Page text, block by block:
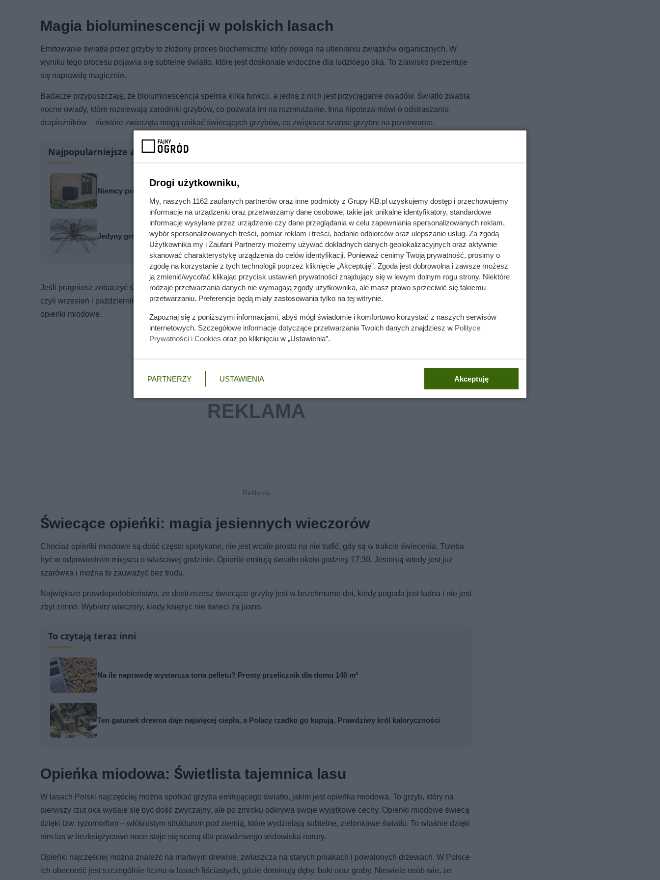
Magia bioluminescencji w polskich lasach
Emitowanie światła przez grzyby to złożony proces biochemiczny, który polega na utlenianiu związków organicznych. W
wyniku tego procesu pojawia się subtelne światło, które jest doskonale widoczne dla ludzkiego oka. To zjawisko prezentuje
się naprawdę magicznie.
Badacze przypuszczają, że bioluminescencja spełnia kilka funkcji, a jedną z nich jest przyciąganie owadów. Światło zwabia
nocne owady, które rozsiewają zarodniki grzybów, co pozwala im na rozmnażanie. Inna hipoteza mówi o odstraszaniu
drapieżników – niektóre zwierzęta mogą unikać świecących grzybów, co zwiększa szanse grzybni na przetrwanie.
Najpopularniejsze artykuły
Niemcy pracują nad następcą pomp ciepła. Ten metal potrafi grzać i chłodzić
Jedyny groźny pająk w Polsce właśnie wchodzi do domów. Polacy nie wiedzą, jak reagować
Jeśli pragniesz zobaczyć świecące grzyby na własne oczy, najlepszym okresem na poszukiwania jest późne lato i jesień,
czyli wrzesień i październik. To wtedy w polskich lasach zaczyna świecić jeden z częściej występujących gatunków –
opieńki miodowe.
Świecące opieńki: magia jesiennych wieczorów
Chociaż opieńki miodowe są dość często spotykane, nie jest wcale prosto na nie trafić, gdy są w trakcie świecenia. Trzeba
być w odpowiednim miejscu o właściwej godzinie. Opieńki emitują światło około godziny 17:30. Jesienią wtedy jest już
szarówka i można to zauważyć bez trudu.
Największe prawdopodobieństwo, że dostrzeżesz świecące grzyby jest w bezchmurne dni, kiedy pogoda jest ładna i nie jest
zbyt zimno. Wybierz wieczory, kiedy księżyc nie świeci za jasno.
To czytają teraz inni
Na ile naprawdę wystarcza tona pelletu? Prosty przelicznik dla domu 140 m²
Ten gatunek drewna daje najwięcej ciepła, a Polacy rzadko go kupują. Prawdziwy król kaloryczności
Opieńka miodowa: Świetlista tajemnica lasu
W lasach Polski najczęściej można spotkać grzyba emitującego światło, jakim jest opieńka miodowa. To grzyb, który na
pierwszy rzut oka wydaje się być dość zwyczajny, ale po zmroku odkrywa swoje wyjątkowe cechy. Opieńki miodowe świecą
dzięki tzw. ryzomorfom – włóknistym strukturom pod ziemią, które wydzielają subtelne, zielonkawe światło. To właśnie dzięki
nim las w bezksiężycowe noce staje się sceną dla prawdziwego widowiska natury.
Opieńki najczęściej można znaleźć na martwym drewnie, zwłaszcza na starych pniakach i powalonych drzewach. W Polsce
ich obecność jest szczególnie liczna w lasach liściastych, gdzie dominują dęby, buki oraz graby. Niewiele osób wie, że
Drogi użytkowniku,
My, naszych 1162 zaufanych partnerów oraz inne podmioty z Grupy KB.pl uzyskujemy dostęp i przechowujemy
informacje na urządzeniu oraz przetwarzamy dane osobowe, takie jak unikalne identyfikatory, standardowe
informacje wysyłane przez urządzenie czy dane przeglądania w celu zapewniania spersonalizowanych reklam,
wybór spersonalizowanych treści, pomiar reklam i treści, badanie odbiorców oraz ulepszanie usług. Za zgodą
Użytkownika my i Zaufani Partnerzy możemy używać dokładnych danych geolokalizacyjnych oraz aktywnie
skanować charakterystykę urządzenia do celów identyfikacji. Ponieważ cenimy Twoją prywatność, prosimy o
zgodę na korzystanie z tych technologii poprzez kliknięcie „Akceptuję”. Zgoda jest dobrowolna i zawsze możesz
ją zmienić/wycofać klikając przycisk ustawień prywatności znajdujący się w lewym dolnym rogu strony. Niektóre
rodzaje przetwarzania danych nie wymagają zgody użytkownika, ale masz prawo sprzeciwić się takiemu
przetwarzaniu. Preferencje będą miały zastosowania tylko na tej witrynie.
Zapoznaj się z poniższymi informacjami, abyś mógł świadomie i komfortowo korzystać z naszych serwisów
internetowych. Szczegółowe informacje dotyczące przetwarzania Twoich danych znajdziesz w Polityce
Prywatności i Cookies oraz po kliknięciu w „Ustawienia”.
PARTNERZY USTAWIENIA Akceptuję